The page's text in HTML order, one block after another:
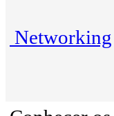
Networking